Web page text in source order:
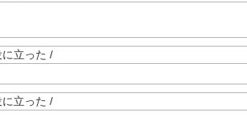
立った /
立った /